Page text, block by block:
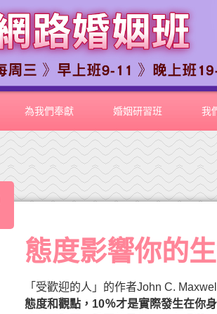
為我們奉獻 婚姻研習班 我
態度影響你的
「受歡迎的人」的作者John C.
態度和觀點，10％才是實際發生在你